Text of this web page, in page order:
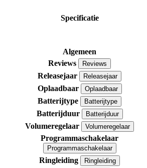
Specificatie
Algemeen
Reviews
Reviews
Releasejaar Releasejaar
Oplaadbaar
Oplaadbaar
Batterijtype Batterijtype
Batterijduur
Batterijduur
Volumeregelaar
Volumeregelaar
Programmaschakelaar
Programmaschakelaar
Ringleiding Ringleiding